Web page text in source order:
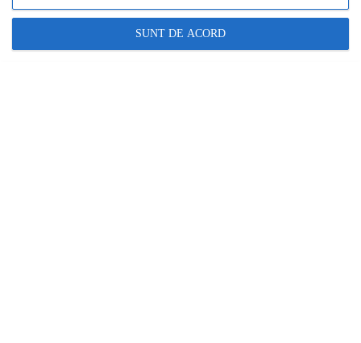
SUNT DE ACORD